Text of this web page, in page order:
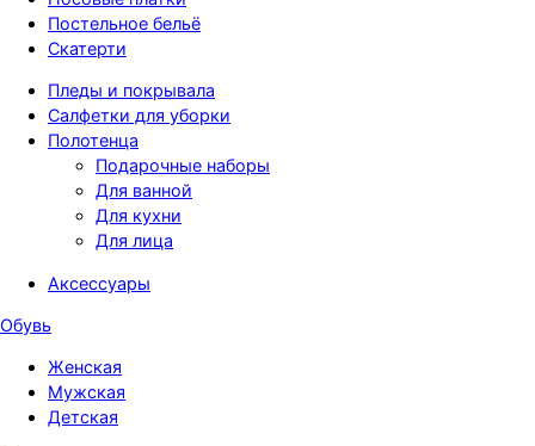
Постельное бельё
Скатерти
Пледы и покрывала
Салфетки для уборки
Полотенца
Подарочные наборы
Для ванной
Для кухни
Для лица
Аксессуары
Обувь
Женская
Мужская
Детская